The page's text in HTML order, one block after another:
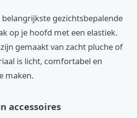
gezichtsbepalende
op je hoofd met een elastiek.
gemaakt van zacht pluche of
is licht, comfortabel en
maken.
accessoires